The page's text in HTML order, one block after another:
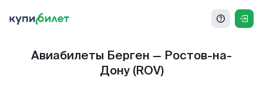
Авиабилеты Берген — Ростов-на-
Дону (ROV)